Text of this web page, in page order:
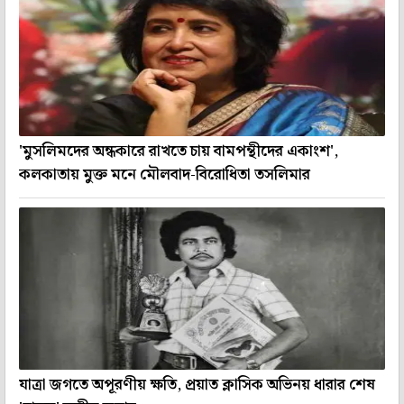
'মুসলিমদের অন্ধকারে রাখতে চায় বামপন্থীদের একাংশ',
কলকাতায় মুক্ত মনে মৌলবাদ-বিরোধিতা তসলিমার
যাত্রা জগতে অপূরণীয় ক্ষতি, প্রয়াত ক্লাসিক অভিনয় ধারার শেষ